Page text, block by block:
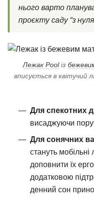
нього варто
проєкту саду “з
Лежак Poolіз
вписується в квітучий
Для спекотних
висаджуючи
Для сонячних
стануть
доповнити їх
додатковою
денний сон